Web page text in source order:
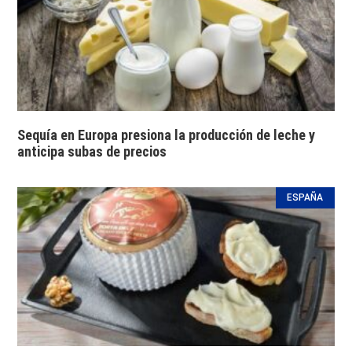
Sequía en Europa presiona la producción de leche y
anticipa subas de precios
ESPAÑA